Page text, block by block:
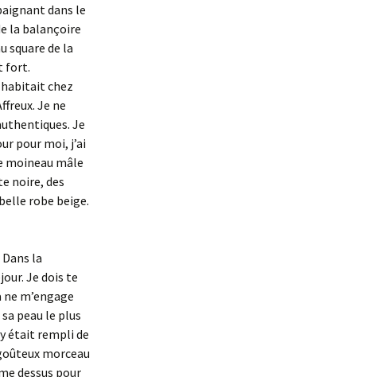
dans le
la balançoire
square de la
fort.
habitait chez
Je ne
Je
pour moi, j’ai
moineau mâle
noire, des
robe beige.
la
Je dois te
m’engage
peau le plus
était rempli de
morceau
dessus pour